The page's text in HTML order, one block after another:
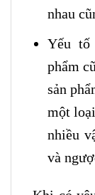
nhau
Yếu tố
phẩm
sản
một
nhiều
và